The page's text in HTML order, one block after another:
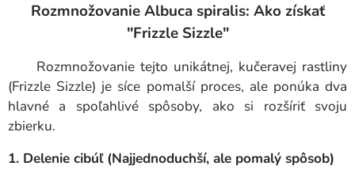
Rozmnožovanie Albuca spiralis: Ako získať
"Frizzle Sizzle"
Rozmnožovanie tejto unikátnej, kučeravej rastliny
(Frizzle Sizzle) je síce pomalší proces, ale ponúka dva
hlavné a spoľahlivé spôsoby, ako si rozšíriť svoju
zbierku.
1. Delenie cibúľ (Najjednoduchší, ale pomalý spôsob)